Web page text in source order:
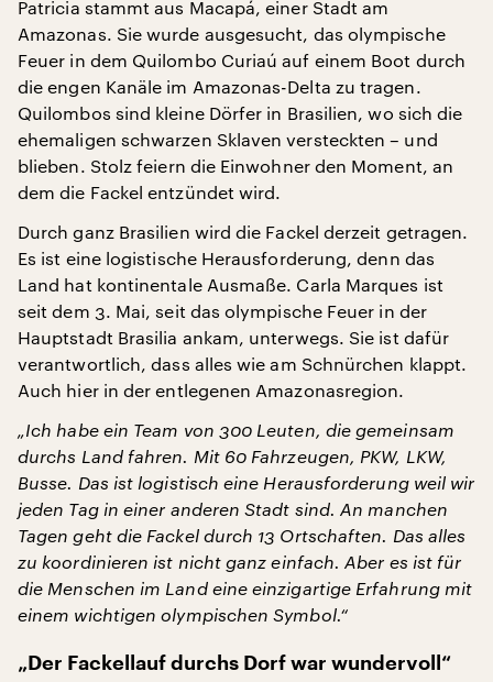
Patricia stammt aus Macapá, einer Stadt am
Amazonas. Sie wurde ausgesucht, das olympische
Feuer in dem Quilombo Curiaú auf einem Boot durch
die engen Kanäle im Amazonas-Delta zu tragen.
Quilombos sind kleine Dörfer in Brasilien, wo sich die
ehemaligen schwarzen Sklaven versteckten – und
blieben. Stolz feiern die Einwohner den Moment, an
dem die Fackel entzündet wird.
Durch ganz Brasilien wird die Fackel derzeit getragen.
Es ist eine logistische Herausforderung, denn das
Land hat kontinentale Ausmaße. Carla Marques ist
seit dem 3. Mai, seit das olympische Feuer in der
Hauptstadt Brasilia ankam, unterwegs. Sie ist dafür
verantwortlich, dass alles wie am Schnürchen klappt.
Auch hier in der entlegenen Amazonasregion.
„Ich habe ein Team von 300 Leuten, die gemeinsam
durchs Land fahren. Mit 60 Fahrzeugen, PKW, LKW,
Busse. Das ist logistisch eine Herausforderung weil wir
jeden Tag in einer anderen Stadt sind. An manchen
Tagen geht die Fackel durch 13 Ortschaften. Das alles
zu koordinieren ist nicht ganz einfach. Aber es ist für
die Menschen im Land eine einzigartige Erfahrung mit
einem wichtigen olympischen Symbol.“
„Der Fackellauf durchs Dorf war wundervoll“